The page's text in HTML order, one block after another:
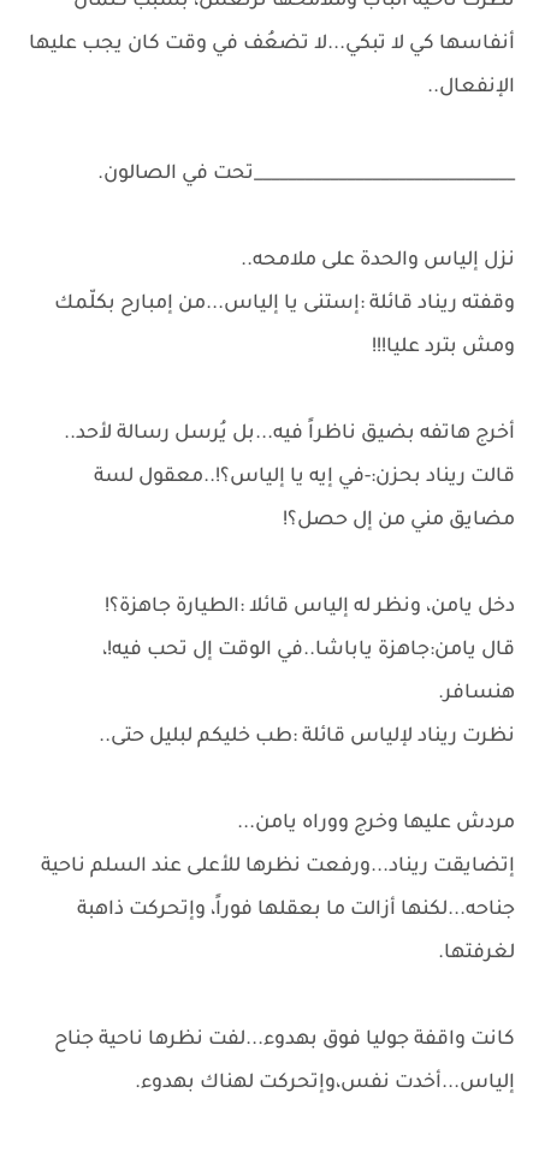
أنفاسها كي لا تبكي...لا تضعُف في وقت كان يجب عليها
الإنفعال..
_______________________________تحت في الصالون.
نزل إلياس والحدة على ملامحه..
وقفته ريناد قائلة :إستنى يا إلياس...من إمبارح بكلّمك
ومش بترد عليا!!!
أخرج هاتفه بضيق ناظراً فيه...بل يُرسل رسالة لأحد..
قالت ريناد بحزن:-في إيه يا إلياس؟!..معقول لسة
مضايق مني من إل حصل؟!
دخل يامن، ونظر له إلياس قائلا :الطيارة جاهزة؟!
قال يامن:جاهزة ياباشا..في الوقت إل تحب فيه!،
هنسافر.
نظرت ريناد لإلياس قائلة :طب خليكم لبليل حتى..
مردش عليها وخرج ووراه يامن...
إتضايقت ريناد...ورفعت نظرها للأعلى عند السلم ناحية
جناحه...لكنها أزالت ما بعقلها فوراً، وإتحركت ذاهبة
لغرفتها.
كانت واقفة جوليا فوق بهدوء...لفت نظرها ناحية جناح
إلياس...أخدت نفس،وإتحركت لهناك بهدوء.